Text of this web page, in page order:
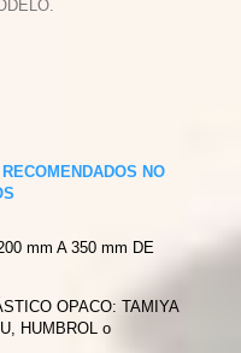
NO
mm A 350 mm DE
OPACO: TAMIYA
HUMBROL o